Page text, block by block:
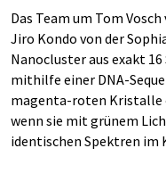
Das Team um Tom
Jiro Kondo von der
Nanocluster aus exakt
mithilfe einer DNA-
magenta-roten
wenn sie mit grünem
identischen Spektren im